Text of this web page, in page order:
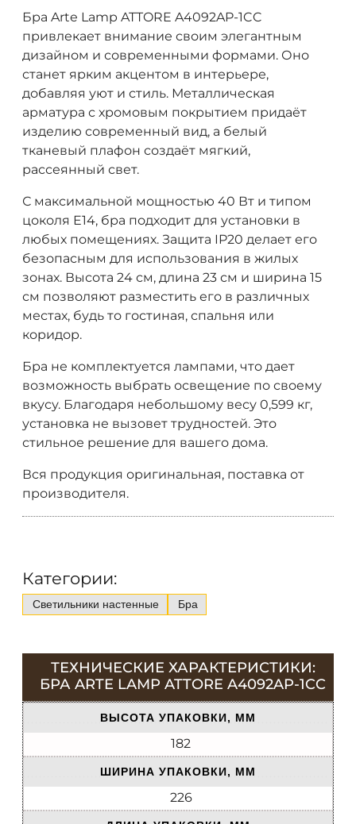
Бра Arte Lamp ATTORE A4092AP-1CC
привлекает внимание своим элегантным
дизайном и современными формами. Оно
станет ярким акцентом в интерьере,
добавляя уют и стиль. Металлическая
арматура с хромовым покрытием придаёт
изделию современный вид, а белый
тканевый плафон создаёт мягкий,
рассеянный свет.
С максимальной мощностью 40 Вт и типом
цоколя E14, бра подходит для установки в
любых помещениях. Защита IP20 делает его
безопасным для использования в жилых
зонах. Высота 24 см, длина 23 см и ширина 15
см позволяют разместить его в различных
местах, будь то гостиная, спальня или
коридор.
Бра не комплектуется лампами, что дает
возможность выбрать освещение по своему
вкусу. Благодаря небольшому весу 0,599 кг,
установка не вызовет трудностей. Это
стильное решение для вашего дома.
Вся продукция оригинальная, поставка от
производителя.
Категории:
Светильники настенные Бра
ТЕХНИЧЕСКИЕ ХАРАКТЕРИСТИКИ:
БРА ARTE LAMP ATTORE A4092AP-1CC
ВЫСОТА УПАКОВКИ, ММ
182
ШИРИНА УПАКОВКИ, ММ
226